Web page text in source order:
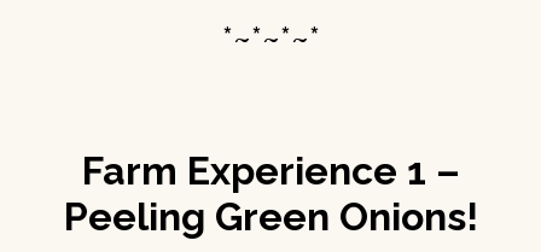
*~*~*~*
Farm Experience 1 –
Peeling Green Onions!